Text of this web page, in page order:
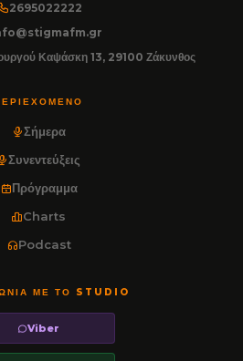
2695022222
Καψάσκη 13, 29100 Ζάκυνθος
Σήμερα
Συνεντεύξεις
Πρόγραμμα
Charts
Podcast
ΜΕ ΤΟ STUDIO
Viber